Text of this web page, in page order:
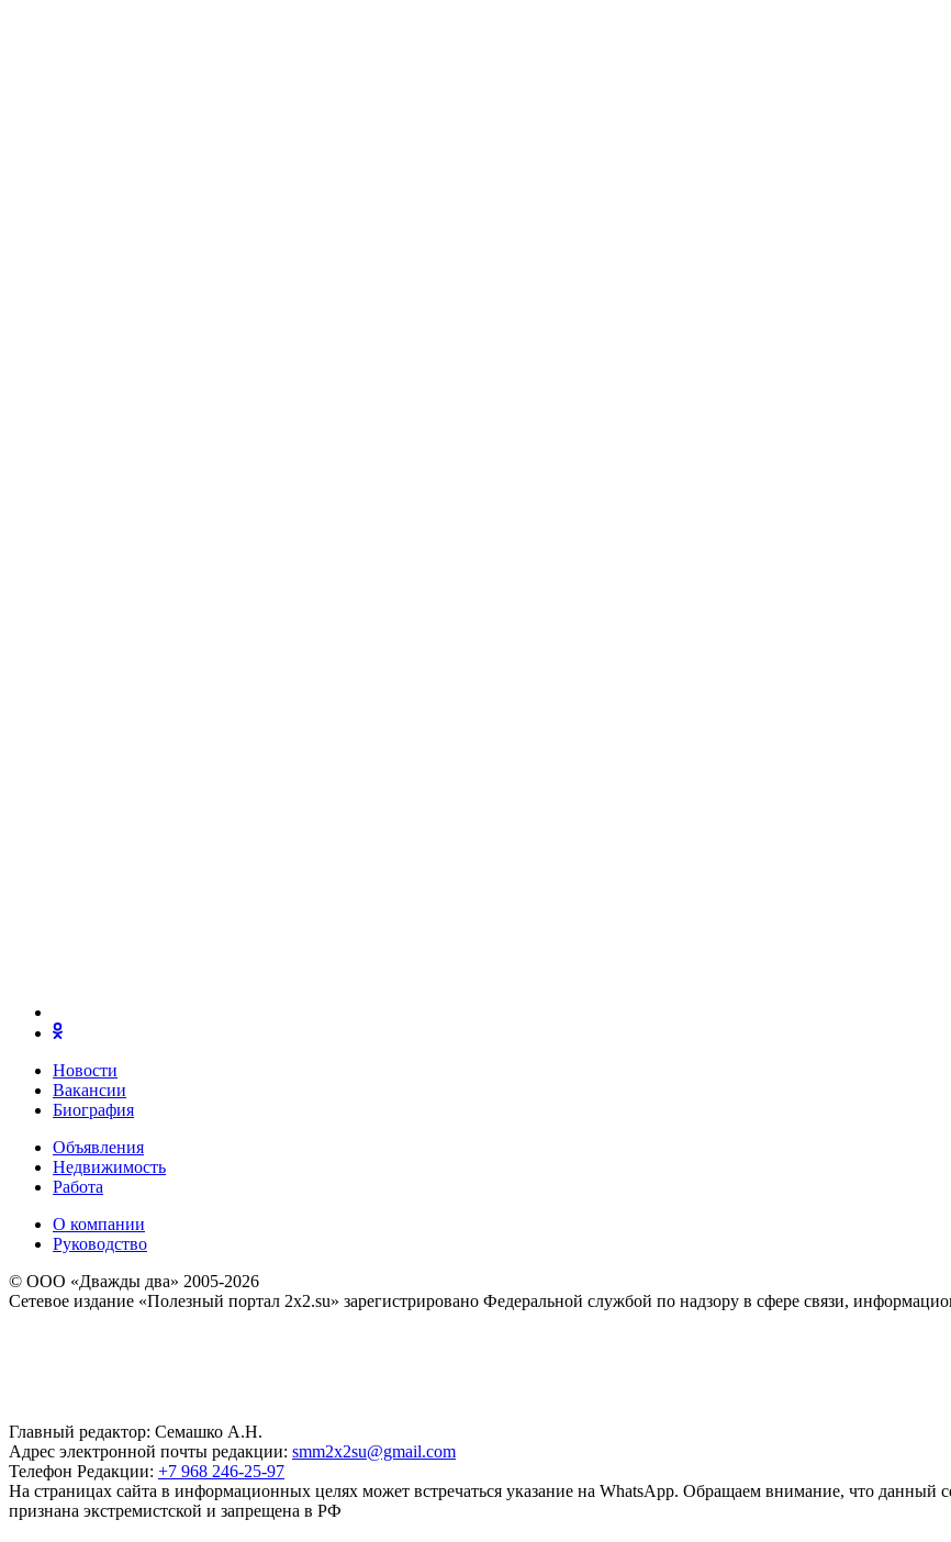
Новости
Вакансии
Биография
Объявления
Недвижимость
Работа
О компании
Руководство
© ООО «Дважды два» 2005-2026
Сетевое издание «Полезный портал 2x2.su» зарегистрировано Федеральной службой по надзору в сфере связи,
Главный редактор: Семашко А.Н.
Адрес электронной почты редакции: smm2x2su@gmail.com
Телефон Редакции: +7 968 246-25-97
На страницах сайта в информационных целях может встречаться указание на WhatsApp. Обращаем внимание, что данный
признана экстремистской и запрещена в РФ